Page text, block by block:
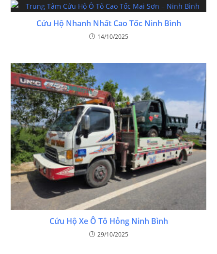
Cứu Hộ Nhanh Nhất Cao Tốc Ninh Bình
14/10/2025
Cứu Hộ Xe Ô Tô Hỏng Ninh Bình
29/10/2025